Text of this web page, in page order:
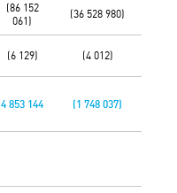
(86 152
061)
(36 528 980)
(6 129) (4 012)
4 853 144 (1 748 037)